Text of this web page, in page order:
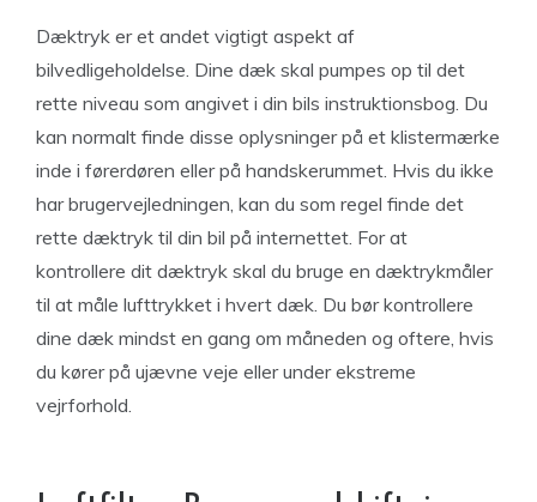
Dæktryk er et andet vigtigt aspekt af
bilvedligeholdelse. Dine dæk skal pumpes op til det
rette niveau som angivet i din bils instruktionsbog. Du
kan normalt finde disse oplysninger på et klistermærke
inde i førerdøren eller på handskerummet. Hvis du ikke
har brugervejledningen, kan du som regel finde det
rette dæktryk til din bil på internettet. For at
kontrollere dit dæktryk skal du bruge en dæktrykmåler
til at måle lufttrykket i hvert dæk. Du bør kontrollere
dine dæk mindst en gang om måneden og oftere, hvis
du kører på ujævne veje eller under ekstreme
vejrforhold.